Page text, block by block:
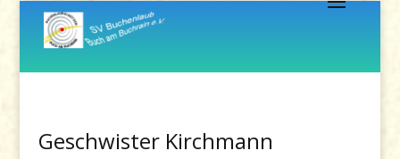
Geschwister Kirchmann